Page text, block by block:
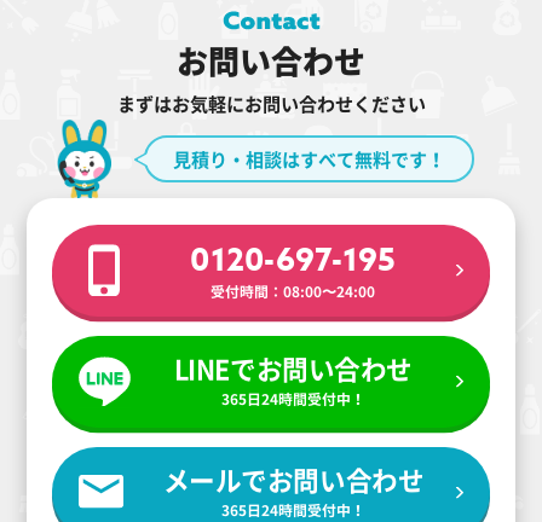
お問い合わせ
まずはお気軽にお問い合わせください
見積り・相談はすべて無料です！
0120-697-195
受付時間：08:00〜24:00
LINEでお問い合わせ
365日24時間受付中！
メールでお問い合わせ
365日24時間受付中！